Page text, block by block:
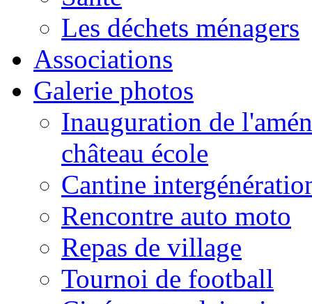
Les déchets ménagers
Associations
Galerie photos
Inauguration de
château école
Cantine
Rencontre auto moto
Repas de village
Tournoi de football